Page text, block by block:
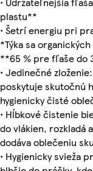
plastu**
• Šetrí energiu pri
*Týka sa
**65 % pre fľaše do
• Jedinečné
poskytuje skutočnú
hygienicky čisté
• Hĺbkové čistenie
do vlákien, rozkladá
dodáva oblečeniu
• Hygienicky svieža